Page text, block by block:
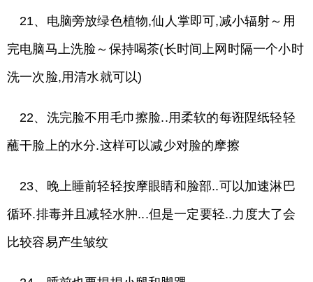
21、电脑旁放绿色植物,仙人掌即可,减小辐射～用
完电脑马上洗脸～保持喝茶(长时间上网时隔一个小时
洗一次脸,用清水就可以)
22、洗完脸不用毛巾擦脸..用柔软的每诳陧纸轻轻
蘸干脸上的水分.这样可以减少对脸的摩擦
23、晚上睡前轻轻按摩眼睛和脸部..可以加速淋巴
循环.排毒并且减轻水肿...但是一定要轻..力度大了会
比较容易产生皱纹